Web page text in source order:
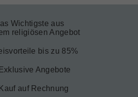
Wichtigste aus
religiösen Angebot
bis zu 85%
Exklusive Angebote
Kauf auf Rechnung